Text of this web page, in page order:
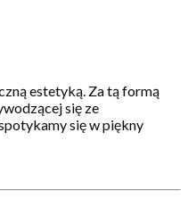
estetyką. Za tą formą
się ze
się w piękny